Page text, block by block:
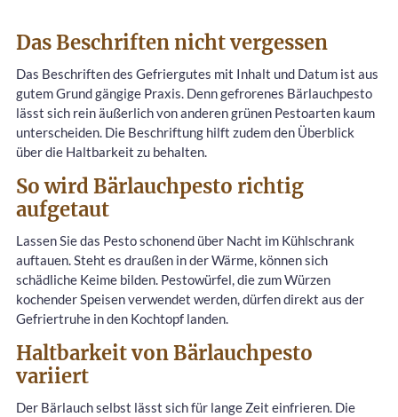
Das Beschriften nicht vergessen
Das Beschriften des Gefriergutes mit Inhalt und Datum ist aus
gutem Grund gängige Praxis. Denn gefrorenes Bärlauchpesto
lässt sich rein äußerlich von anderen grünen Pestoarten kaum
unterscheiden. Die Beschriftung hilft zudem den Überblick
über die Haltbarkeit zu behalten.
So wird Bärlauchpesto richtig
aufgetaut
Lassen Sie das Pesto schonend über Nacht im Kühlschrank
auftauen. Steht es draußen in der Wärme, können sich
schädliche Keime bilden. Pestowürfel, die zum Würzen
kochender Speisen verwendet werden, dürfen direkt aus der
Gefriertruhe in den Kochtopf landen.
Haltbarkeit von Bärlauchpesto
variiert
Der Bärlauch selbst lässt sich für lange Zeit einfrieren. Die